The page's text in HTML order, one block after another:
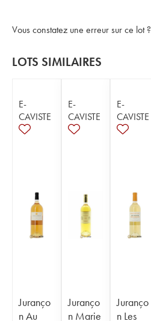
Vous constatez une erreur sur ce lot ?
LOTS SIMILAIRES
E-
CAVISTE
Juranço
n Au
E-
CAVISTE
Juranço
n Marie
E-
CAVISTE
Juranço
n Les